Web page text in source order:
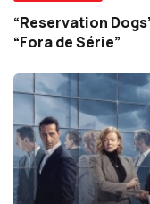
“Reservation
“Fora de Série”